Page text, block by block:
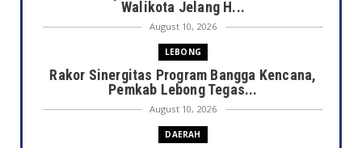
Walikota Jelang H...
August 10, 2026
LEBONG
Rakor Sinergitas Program Bangga Kencana,
Pemkab Lebong Tegas...
August 10, 2026
DAERAH